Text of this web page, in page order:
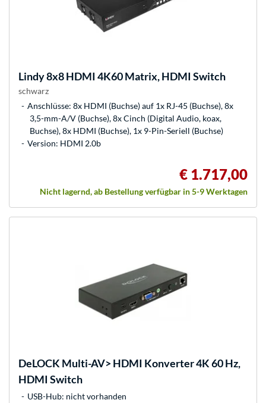
Lindy8x8 HDMI 4K60 Matrix, HDMI Switch
schwarz
Anschlüsse: 8x HDMI (Buchse) auf 1x RJ-45 (Buchse), 8x
3,5-mm-A/V (Buchse), 8x Cinch (Digital Audio, koax,
Buchse), 8x HDMI (Buchse), 1x 9-Pin-Seriell (Buchse)
Version: HDMI 2.0b
€ 1.717,00
Nicht lagernd, ab Bestellung verfügbar in 5-9 Werktagen
DeLOCK Multi-AV> HDMI Konverter 4K 60 Hz,
HDMI Switch
USB-Hub: nicht vorhanden